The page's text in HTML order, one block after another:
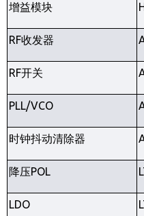
增益模块
RF收发器
RF开关
PLL/VCO
时钟抖动清除器
降压POL
LDO